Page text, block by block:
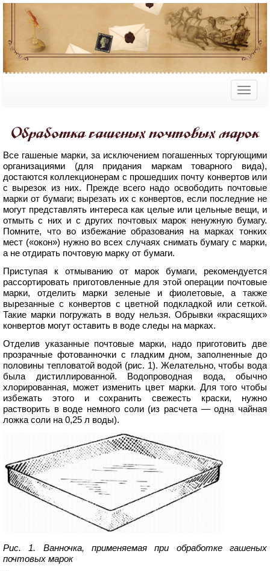
Обработка гашеных почтовых марок
Все гашеные марки, за исключением погашенных торгующими
организациями (для придания маркам товарного вида),
достаются коллекционерам с прошедших почту конвертов или
с вырезок из них. Прежде всего надо освободить почтовые
марки от бумаги; вырезать их с конвертов, если последние не
могут представлять интереса как целые или цельные вещи, и
отмыть с них и с других почтовых марок ненужную бумагу.
Помните, что во избежание образования на марках тонких
мест («окон») нужно во всех случаях снимать бумагу с марки,
а не отдирать почтовую марку от бумаги.
Приступая к отмыванию от марок бумаги, рекомендуется
рассортировать приготовленные для этой операции почтовые
марки, отделить марки зеленые и фиолетовые, а также
вырезанные с конвертов с цветной подкладкой или сеткой.
Такие марки погружать в воду нельзя. Обрывки «красящих»
конвертов могут оставить в воде следы на марках.
Отделив указанные почтовые марки, надо приготовить две
прозрачные фотованночки с гладким дном, заполненные до
половины тепловатой водой (рис. 1). Желательно, чтобы вода
была дистиллированной. Водопроводная вода, обычно
хлорированная, может изменить цвет марки. Для того чтобы
избежать этого и сохранить свежесть краски, нужно
растворить в воде немного соли (из расчета — одна чайная
ложка соли на 0,25 л воды).
Рис. 1. Ванночка, применяемая при обработке гашеных
почтовых марок